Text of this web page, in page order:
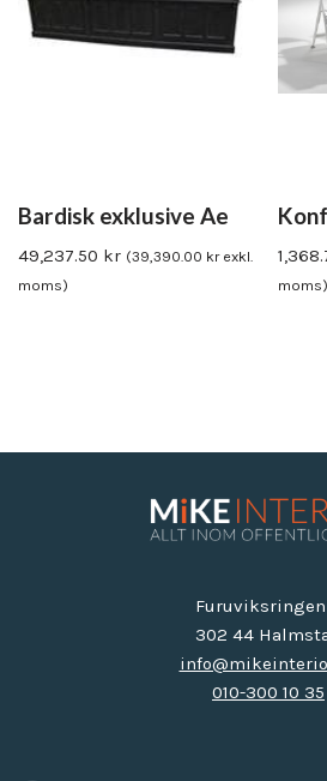
Bardisk exklusive Ae
49,237.50 kr (39,390.00 krexkl.
moms)
moms)
302 44
010-300 10 35